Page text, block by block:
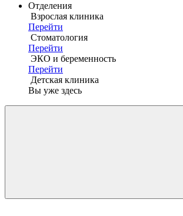
Отделения
Взрослая клиника
Перейти
Стоматология
Перейти
ЭКО и беременность
Перейти
Детская клиника
Вы уже здесь